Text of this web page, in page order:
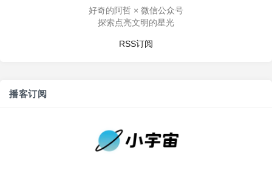
好奇的阿哲 × 微信公众号
探索点亮文明的星光
RSS订阅
播客订阅